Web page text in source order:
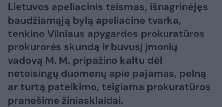
Lietuvos apeliacinis teismas, išnagrinėjęs
baudžiamąją bylą apeliacine tvarka,
tenkino Vilniaus apygardos prokuratūros
prokurorės skundą ir buvusį įmonių
vadovą M. M. pripažino kaltu dėl
neteisingų duomenų apie pajamas, pelną
ar turtą pateikimo, teigiama prokuratūros
pranešime žiniasklaidai.